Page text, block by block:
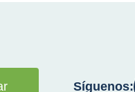
Síguenos: